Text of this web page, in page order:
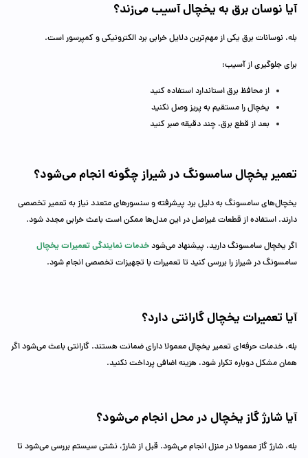
آیا نوسان برق به یخچال آسیب می‌زند؟
بله، نوسانات برق یکی از مهم‌ترین دلایل خرابی برد الکترونیکی و کمپرسور است.
برای جلوگیری از آسیب:
از محافظ برق استاندارد استفاده کنید
یخچال را مستقیم به پریز وصل نکنید
بعد از قطع برق، چند دقیقه صبر کنید
تعمیر یخچال سامسونگ در شیراز چگونه انجام می‌شود؟
یخچال‌های سامسونگ به دلیل برد پیشرفته و سنسورهای متعدد نیاز به تعمیر تخصصی
دارند. استفاده از قطعات غیراصل در این مدل‌ها ممکن است باعث خرابی مجدد شود.
اگر یخچال سامسونگ دارید، پیشنهاد می‌شودخدمات نمایندگی تعمیرات یخچال
سامسونگ در شیراز را بررسی کنید تا تعمیرات با تجهیزات تخصصی انجام شود.
آیا تعمیرات یخچال گارانتی دارد؟
بله، خدمات حرفه‌ای تعمیر یخچال معمولا دارای ضمانت هستند. گارانتی باعث می‌شود اگر
همان مشکل دوباره تکرار شود، هزینه اضافی پرداخت نکنید.
آیا شارژ گاز یخچال در محل انجام می‌شود؟
بله، شارژ گاز معمولا در منزل انجام می‌شود. قبل از شارژ، نشتی سیستم بررسی می‌شود تا